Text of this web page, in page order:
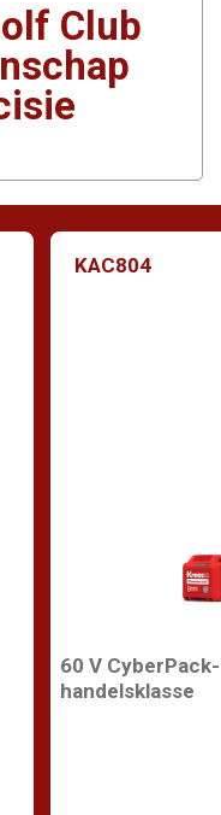
Club
KAC804
60 V
handelsklasse